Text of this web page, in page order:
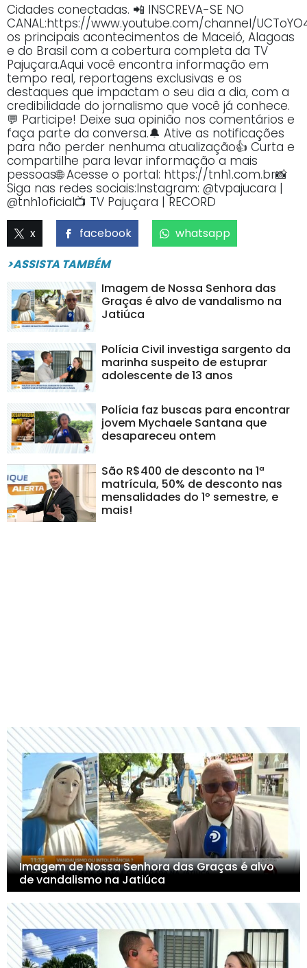
Cidades conectadas. 📲 INSCREVA-SE NO
CANAL:https://www.youtube.com/channel/
os principais acontecimentos de Maceió, Alagoas
e do Brasil com a cobertura completa da TV
Pajuçara.Aqui você encontra informação em
tempo real, reportagens exclusivas e os
destaques que impactam o seu dia a dia, com a
credibilidade do jornalismo que você já conhece.
💬 Participe! Deixe sua opinião nos comentários e
faça parte da conversa.🔔 Ative as notificações
para não perder nenhuma atualização👍 Curta e
compartilhe para levar informação a mais
pessoas🌐 Acesse o portal: https://tnh1.com.br📸
Siga nas redes sociais:Instagram: @tvpajucara |
@tnh1oficial📺 TV Pajuçara | RECORD
x facebook
whatsapp
>ASSISTA TAMBÉM
Imagem de Nossa Senhora das
Graças é alvo de vandalismo na
Jatiúca
Polícia Civil investiga sargento da
marinha suspeito de estuprar
adolescente de 13 anos
Polícia faz buscas para encontrar
jovem Mychaele Santana que
desapareceu ontem
São R$400 de desconto na 1ª
matrícula, 50% de desconto nas
mensalidades do 1º semestre, e
mais!
Imagem de Nossa Senhora das Graças é alvo
de vandalismo na Jatiúca